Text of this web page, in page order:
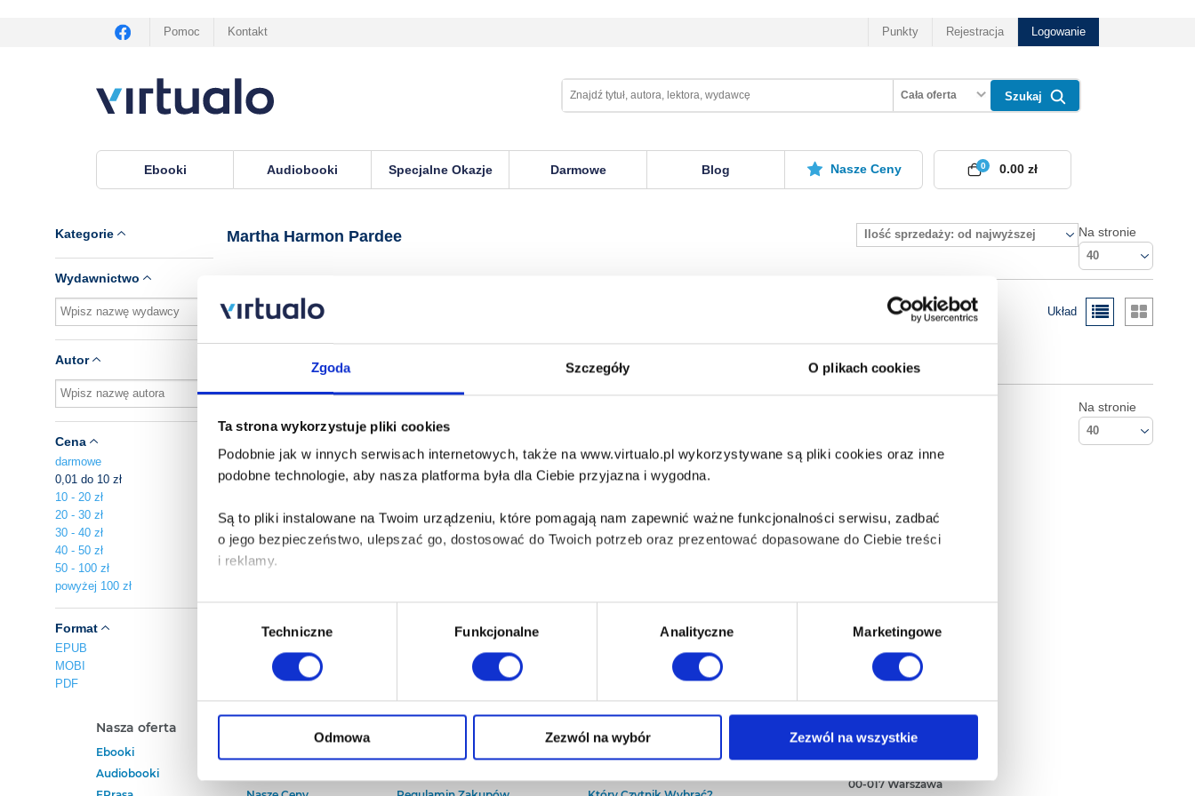
Zgoda Szczegóły O plikach cookies
Ta strona wykorzystuje pliki cookies
Podobnie jak w innych serwisach internetowych, także na www.virtualo.pl wykorzystywane są pliki cookies oraz inne
podobne technologie, aby nasza platforma była dla Ciebie przyjazna i wygodna.
Są to pliki instalowane na Twoim urządzeniu, które pomagają nam zapewnić ważne funkcjonalności serwisu, zadbać
o jego bezpieczeństwo, ulepszać go, dostosować do Twoich potrzeb oraz prezentować dopasowane do Ciebie treści
i reklamy.
Poza plikami, które są nam niezbędne do prawidłowego i bezpiecznego działania serwisu - są także takie, które wymagają
Twojej zgody.
Każda udzielona zgoda poprawi Twoje doświadczenia jeśli jesteś naszym Użytkownikiem.
Wybór
Techniczne Funkcjonalne Analityczne Marketingowe
Odmowa Zezwól na wybór Zezwól na wszystkie
Pomoc Kontakt Punkty Rejestracja Logowanie
Cała oferta Szukaj
Ebooki Audiobooki Specjalne Okazje Darmowe Blog Nasze Ceny 0
0.00 zł
Kategorie
Wydawnictwo
Autor
Cena
darmowe
0,01 do 10 zł
10 - 20 zł
20 - 30 zł
30 - 40 zł
40 - 50 zł
50 - 100 zł
powyżej 100 zł
Format
EPUB
MOBI
PDF
Martha Harmon Pardee Ilość sprzedaży: od najwyższej Na stronie
40
Układ
Na stronie
40
Nasza oferta
Ebooki
Audiobooki
Baza wiedzy
Empik S.A
00-017 Warszawa